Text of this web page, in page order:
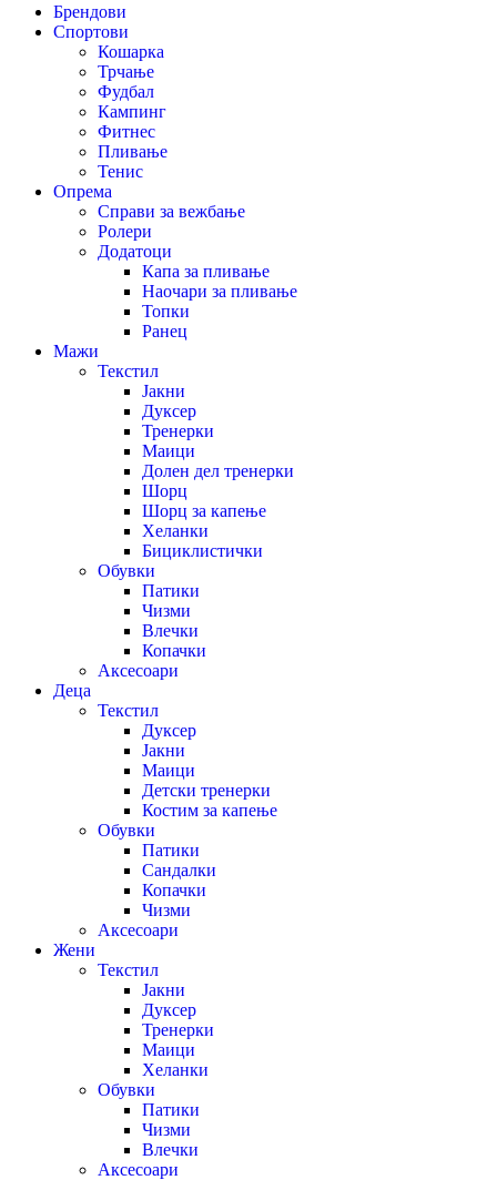
Брендови
Спортови
Кошарка
Трчање
Фудбал
Кампинг
Фитнес
Пливање
Тенис
Опрема
Справи за вежбање
Ролери
Додатоци
Капа за пливање
Наочари за пливање
Топки
Ранец
Мажи
Текстил
Јакни
Дуксер
Тренерки
Маици
Долен дел тренерки
Шорц
Шорц за капење
Хеланки
Бициклистички
Обувки
Патики
Чизми
Влечки
Копачки
Аксесоари
Деца
Текстил
Дуксер
Јакни
Маици
Детски тренерки
Костим за капење
Обувки
Патики
Сандалки
Копачки
Чизми
Аксесоари
Жени
Текстил
Јакни
Дуксер
Тренерки
Маици
Хеланки
Обувки
Патики
Чизми
Влечки
Аксесоари